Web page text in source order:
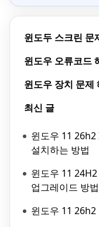
윈도두 스크린 문
윈도우 오류코드
윈도우 장치 문제
최신 글
윈도우 11
설치하는 방법
윈도우 11
업그레이드 방
윈도우 11 26h2